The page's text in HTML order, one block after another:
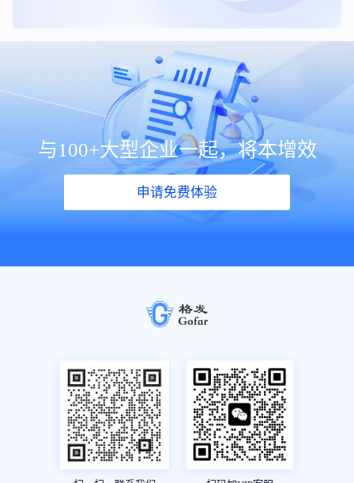
与100+大型企业一起，将本增效
申请免费体验